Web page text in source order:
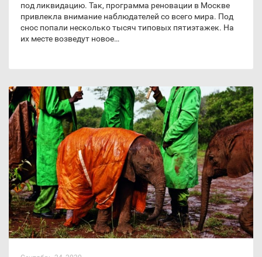
под ликвидацию. Так, программа реновации в Москве
привлекла внимание наблюдателей со всего мира. Под
снос попали несколько тысяч типовых пятиэтажек. На
их месте возведут новое…